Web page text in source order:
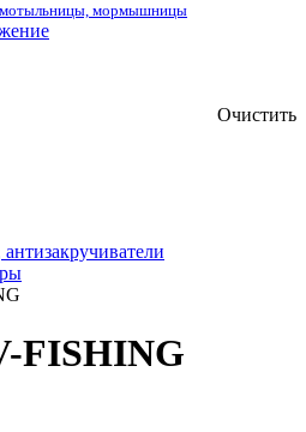
мормышницы
Очистить
FISHING